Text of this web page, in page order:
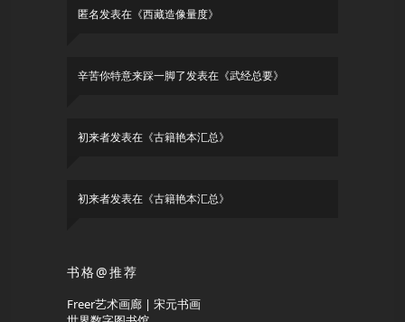
匿名发表在《西藏造像量度》
辛苦你特意来踩一脚了发表在《武经总要》
初来者发表在《古籍艳本汇总》
初来者发表在《古籍艳本汇总》
书格@推荐
Freer艺术画廊 | 宋元书画